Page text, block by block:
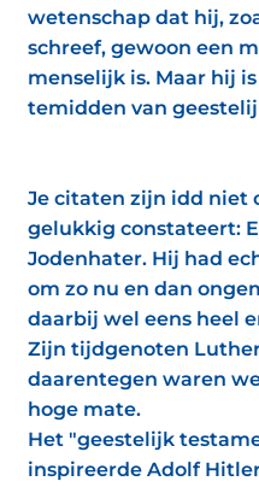
wetenschap dat hij,
schreef, gewoon een
menselijk is. Maar hij
temidden van
Je citaten zijn idd niet
gelukkig constateert:
Jodenhater. Hij had
om zo nu en dan
daarbij wel eens heel
Zijn tijdgenoten
daarentegen waren
hoge mate.
Het "geestelijk
inspireerde Adolf